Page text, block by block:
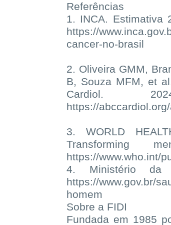
Referências
1. INCA. Estimativa
https://
cancer-no-brasil
2. Oliveira GMM,
B, Souza MFM, et
Cardiol.
https://
3. WORLD
Transforming
https://www.who.int/
4. Ministério da
https://www.gov.br/
homem
Sobre a FIDI
Fundada em 1985